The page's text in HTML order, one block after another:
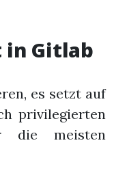
in Gitlab
es setzt auf
privilegierten
meisten